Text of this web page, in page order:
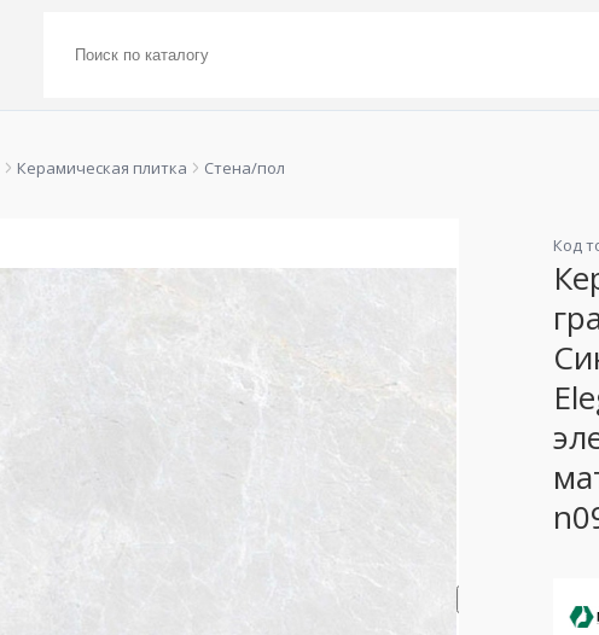
Керамическая плитка Стена/пол
Код